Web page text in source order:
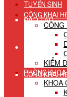
ĐÀO TẠO
TUYỂN SINH
CÔNG KHAI
TUYỂN SINH
CÔNG KHAI
CÔNG
KIỂM
PHÒNG KHOA
KHOA